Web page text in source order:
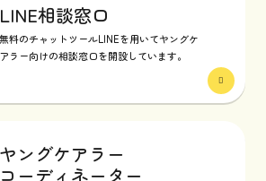
LINE相談窓口
無料のチャットツールLINEを用いてヤングケ
アラー向けの相談窓口を開設しています。
ヤングケアラー
コーディネーター